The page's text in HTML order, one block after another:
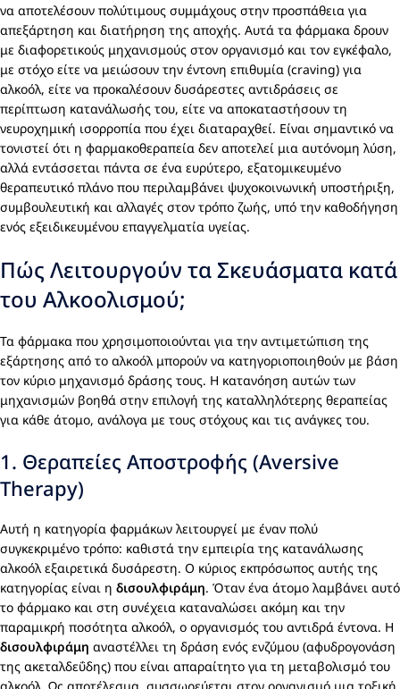
να αποτελέσουν πολύτιμους συμμάχους στην προσπάθεια για
απεξάρτηση και διατήρηση της αποχής. Αυτά τα φάρμακα δρουν
με διαφορετικούς μηχανισμούς στον οργανισμό και τον εγκέφαλο,
με στόχο είτε να μειώσουν την έντονη επιθυμία (craving) για
αλκοόλ, είτε να προκαλέσουν δυσάρεστες αντιδράσεις σε
περίπτωση κατανάλωσής του, είτε να αποκαταστήσουν τη
νευροχημική ισορροπία που έχει διαταραχθεί. Είναι σημαντικό να
τονιστεί ότι η φαρμακοθεραπεία δεν αποτελεί μια αυτόνομη λύση,
αλλά εντάσσεται πάντα σε ένα ευρύτερο, εξατομικευμένο
θεραπευτικό πλάνο που περιλαμβάνει ψυχοκοινωνική υποστήριξη,
συμβουλευτική και αλλαγές στον τρόπο ζωής, υπό την καθοδήγηση
ενός εξειδικευμένου επαγγελματία υγείας.
Πώς Λειτουργούν τα Σκευάσματα κατά
του Αλκοολισμού;
Τα φάρμακα που χρησιμοποιούνται για την αντιμετώπιση της
εξάρτησης από το αλκοόλ μπορούν να κατηγοριοποιηθούν με βάση
τον κύριο μηχανισμό δράσης τους. Η κατανόηση αυτών των
μηχανισμών βοηθά στην επιλογή της καταλληλότερης θεραπείας
για κάθε άτομο, ανάλογα με τους στόχους και τις ανάγκες του.
1. Θεραπείες Αποστροφής (Aversive
Therapy)
Αυτή η κατηγορία φαρμάκων λειτουργεί με έναν πολύ
συγκεκριμένο τρόπο: καθιστά την εμπειρία της κατανάλωσης
αλκοόλ εξαιρετικά δυσάρεστη. Ο κύριος εκπρόσωπος αυτής της
κατηγορίας είναι η δισουλφιράμη. Όταν ένα άτομο λαμβάνει αυτό
το φάρμακο και στη συνέχεια καταναλώσει ακόμη και την
παραμικρή ποσότητα αλκοόλ, ο οργανισμός του αντιδρά έντονα. Η
δισουλφιράμη αναστέλλει τη δράση ενός ενζύμου (αφυδρογονάση
της ακεταλδεΰδης) που είναι απαραίτητο για τη μεταβολισμό του